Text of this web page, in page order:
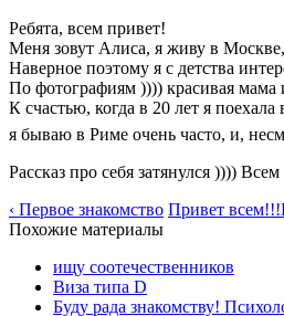
Ребята, всем привет!
Меня зовут Алиса, я живу в Москве,
Наверное поэтому я с детства
По фотографиям )))) красивая мама
К счастью, когда в 20 лет я
я бываю в Риме очень часто, и,
Рассказ про себя затянулся ))))
‹ Первое знакомство Привет
Похожие материалы
ищу соотечественников
Виза типа D
Буду рада знакомству!